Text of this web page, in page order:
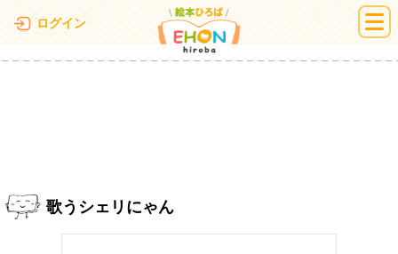
ログイン 絵本ひろば
歌うシェリにゃん